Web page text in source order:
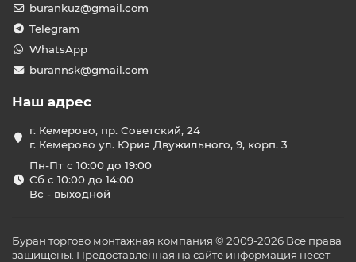
burankuz@gmail.com
Telegram
WhatsApp
burannsk@gmail.com
Наш адрес
г. Кемерово, пр. Советский, 24
г. Кемерово ул. Юрия Двужильного, 9, корп. 3
Пн-Пт с 10:00 до 19:00
Сб с 10:00 до 14:00
Вс - выходной
Буран торгово монтажная компания © 2009-2026 Все права
защищены. Предоставленная на сайте информация несёт